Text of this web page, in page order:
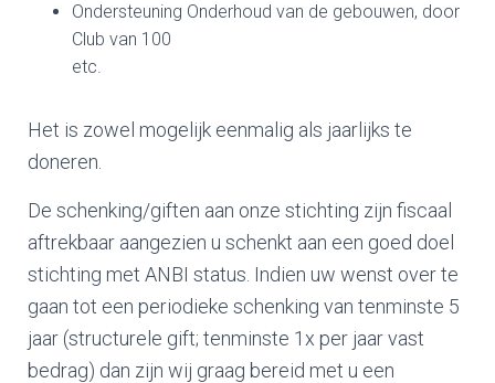
Ondersteuning Onderhoud van de gebouwen, door
Club van 100
etc.
Het is zowel mogelijk eenmalig als jaarlijks te
doneren.
De schenking/giften aan onze stichting zijn fiscaal
aftrekbaar aangezien u schenkt aan een goed doel
stichting met ANBI status. Indien uw wenst over te
gaan tot een periodieke schenking van tenminste 5
jaar (structurele gift; tenminste 1x per jaar vast
bedrag) dan zijn wij graag bereid met u een